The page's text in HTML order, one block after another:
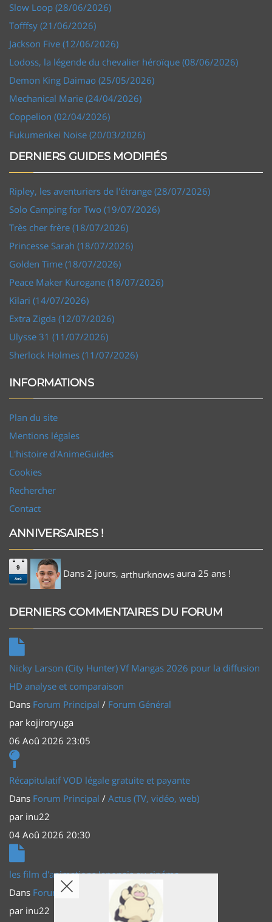
Slow Loop (28/06/2026)
Tofffsy (21/06/2026)
Jackson Five (12/06/2026)
Lodoss, la légende du chevalier héroïque (08/06/2026)
Demon King Daimao (25/05/2026)
Mechanical Marie (24/04/2026)
Coppelion (02/04/2026)
Fukumenkei Noise (20/03/2026)
DERNIERS GUIDES MODIFIÉS
Ripley, les aventuriers de l'étrange (28/07/2026)
Solo Camping for Two (19/07/2026)
Très cher frère (18/07/2026)
Princesse Sarah (18/07/2026)
Golden Time (18/07/2026)
Peace Maker Kurogane (18/07/2026)
Kilari (14/07/2026)
Extra Zigda (12/07/2026)
Ulysse 31 (11/07/2026)
Sherlock Holmes (11/07/2026)
INFORMATIONS
Plan du site
Mentions légales
L'histoire d'AnimeGuides
Cookies
Rechercher
Contact
ANNIVERSAIRES !
9
Aoû Dans 2 jours, arthurknows aura 25 ans !
DERNIERS COMMENTAIRES DU FORUM
Nicky Larson (City Hunter) Vf Mangas 2026 pour la diffusion
HD analyse et comparaison
Dans Forum Principal / Forum Général
par kojiroryuga
06 Aoû 2026 23:05
Récapitulatif VOD légale gratuite et payante
Dans Forum Principal / Actus (TV, vidéo, web)
par inu22
04 Aoû 2026 20:30
les film d'animations Japonais au cinéma
Dans Forum Principal
Actus (TV, vidéo, web)
par inu22